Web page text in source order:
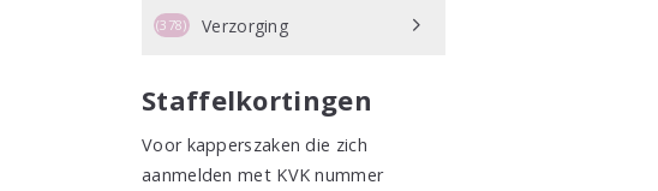
Verzorging
(378)
Staffelkortingen
Voor kapperszaken die zich
aanmelden met KVK nummer